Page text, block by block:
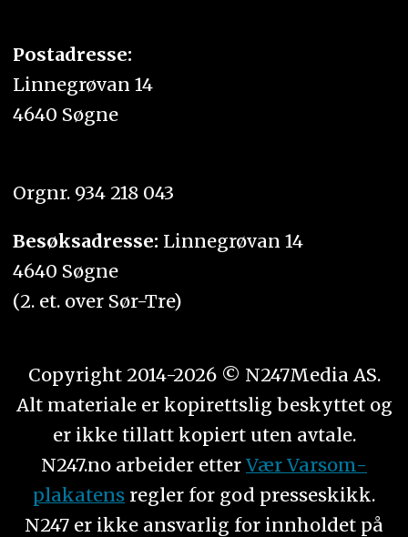
Postadresse:
Linnegrøvan 14
4640 Søgne
Orgnr. 934 218 043
Besøksadresse: Linnegrøvan 14
4640 Søgne
(2. et. over Sør-Tre)
Copyright 2014-2026 © N247Media AS.
Alt materiale er kopirettslig beskyttet og
er ikke tillatt kopiert uten avtale.
N247.no arbeider etter Vær Varsom-
plakatens regler for god presseskikk.
N247 er ikke ansvarlig for innholdet på